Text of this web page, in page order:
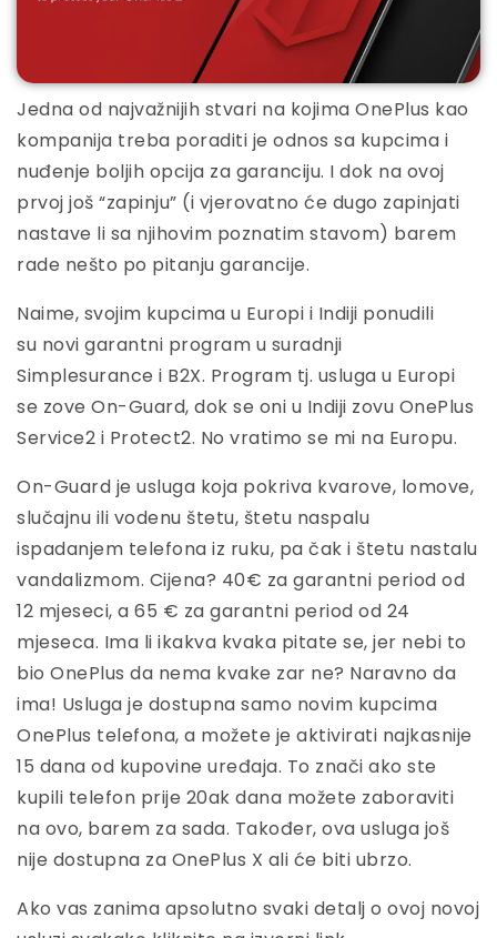
Jedna od najvažnijih stvari na kojima OnePlus kao
kompanija treba poraditi je odnos sa kupcima i
nuđenje boljih opcija za garanciju. I dok na ovoj
prvoj još “zapinju” (i vjerovatno će dugo zapinjati
nastave li sa njihovim poznatim stavom) barem
rade nešto po pitanju garancije.
Naime, svojim kupcima u Europi i Indiji ponudili
su novi garantni program u suradnji
Simplesurance i B2X. Program tj. usluga u Europi
se zove On-Guard, dok se oni u Indiji zovu OnePlus
Service2 i Protect2. No vratimo se mi na Europu.
On-Guard je usluga koja pokriva kvarove, lomove,
slučajnu ili vodenu štetu, štetu naspalu
ispadanjem telefona iz ruku, pa čak i štetu nastalu
vandalizmom. Cijena? 40€ za garantni period od
12 mjeseci, a 65 € za garantni period od 24
mjeseca. Ima li ikakva kvaka pitate se, jer nebi to
bio OnePlus da nema kvake zar ne? Naravno da
ima! Usluga je dostupna samo novim kupcima
OnePlus telefona, a možete je aktivirati najkasnije
15 dana od kupovine uređaja. To znači ako ste
kupili telefon prije 20ak dana možete zaboraviti
na ovo, barem za sada. Također, ova usluga još
nije dostupna za OnePlus X ali će biti ubrzo.
Ako vas zanima apsolutno svaki detalj o ovoj novoj